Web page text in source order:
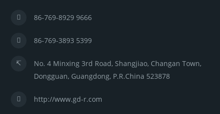
86-769-8929 9666
86-769-3893 5399
No. 4 Minxing 3rd Road, Shangjiao, Changan Town,
Dongguan, Guangdong, P.R.China 523878
http://www.gd-r.com